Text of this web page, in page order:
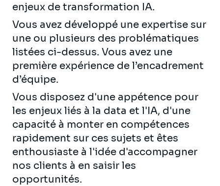
enjeux de transformation IA.
Vous avez développé une expertise sur
une ou plusieurs des problématiques
listées ci-dessus. Vous avez une
première expérience de l’encadrement
d’équipe.
Vous disposez d'une appétence pour
les enjeux liés à la data et l'IA, d'une
capacité à monter en compétences
rapidement sur ces sujets et êtes
enthousiaste à l'idée d'accompagner
nos clients à en saisir les
opportunités.